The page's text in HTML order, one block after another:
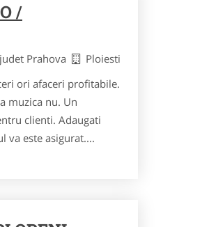
/
judet Prahova
Ploiesti
ori afaceri profitabile.
muzica nu. Un
clienti. Adaugati
va este asigurat....